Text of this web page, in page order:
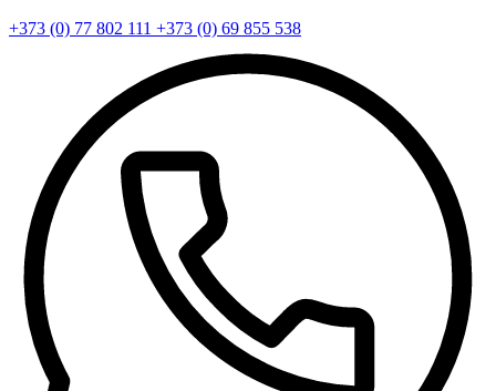
+373 (0) 77 802 111 +373 (0) 69 855 538